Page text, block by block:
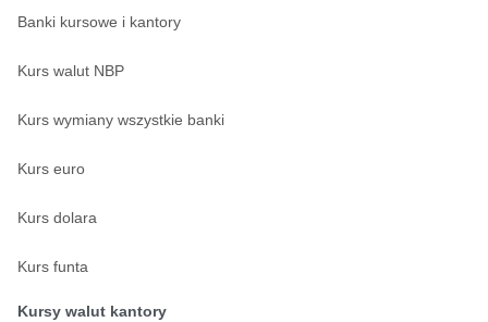
Banki kursowe i kantory
Kurs walut NBP
Kurs wymiany wszystkie banki
Kurs euro
Kurs dolara
Kurs funta
Kursy walut kantory